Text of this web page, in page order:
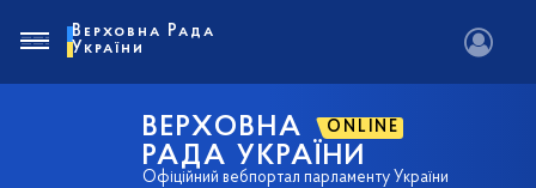
ВЕРХОВНА ONLINE
РАДА УКРАЇНИ
Офіційний вебпортал парламенту України
Верховна Рада
України